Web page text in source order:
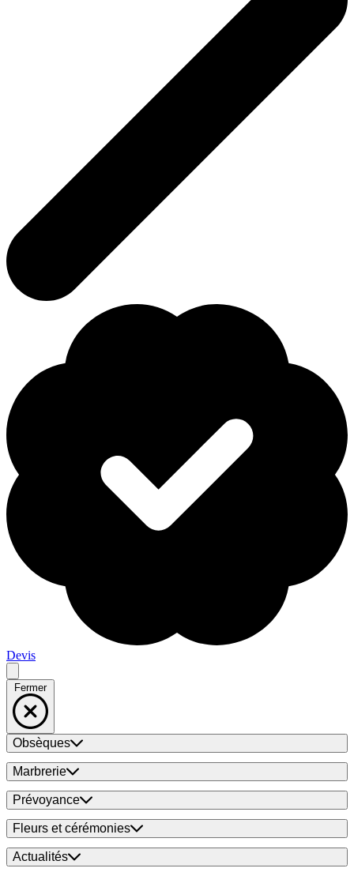
Devis
Fermer
Obsèques
Marbrerie
Prévoyance
Fleurs et cérémonies
Actualités